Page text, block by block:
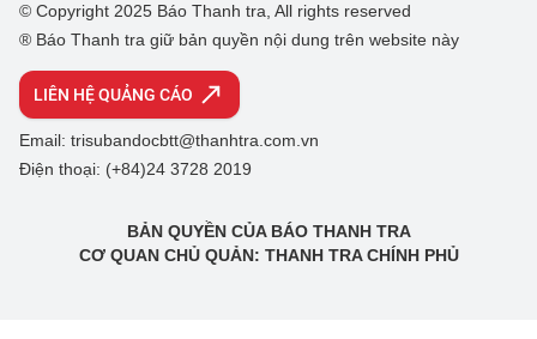
© Copyright 2025 Báo Thanh tra, All rights reserved
® Báo Thanh tra giữ bản quyền nội dung trên website này
LIÊN HỆ QUẢNG CÁO
Email: trisubandocbtt@thanhtra.com.vn
Điện thoại: (+84)24 3728 2019
BẢN QUYỀN CỦA BÁO THANH TRA
CƠ QUAN CHỦ QUẢN: THANH TRA CHÍNH PHỦ